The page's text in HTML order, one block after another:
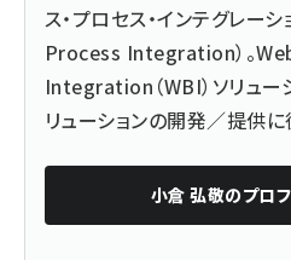
ス・プロセス・インテグレー
Process Integration）。
Integration（WBI）ソリュー
リューションの開発／提供に
小倉 弘敬のプロ